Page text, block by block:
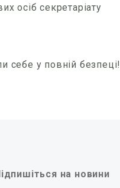
осіб секретаріату
себе у повній безпеці!
на новини